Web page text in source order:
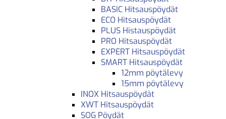
BASIC Hitsauspöydät
ECO Hitsauspöydät
PLUS Histauspöydät
PRO Hitsauspöydät
EXPERT Hitsauspöydät
SMART Hitsauspöydät
12mm pöytälevy
15mm pöytälevy
INOX Hitsauspöydät
XWT Hitsauspöydät
SOG Pöydät